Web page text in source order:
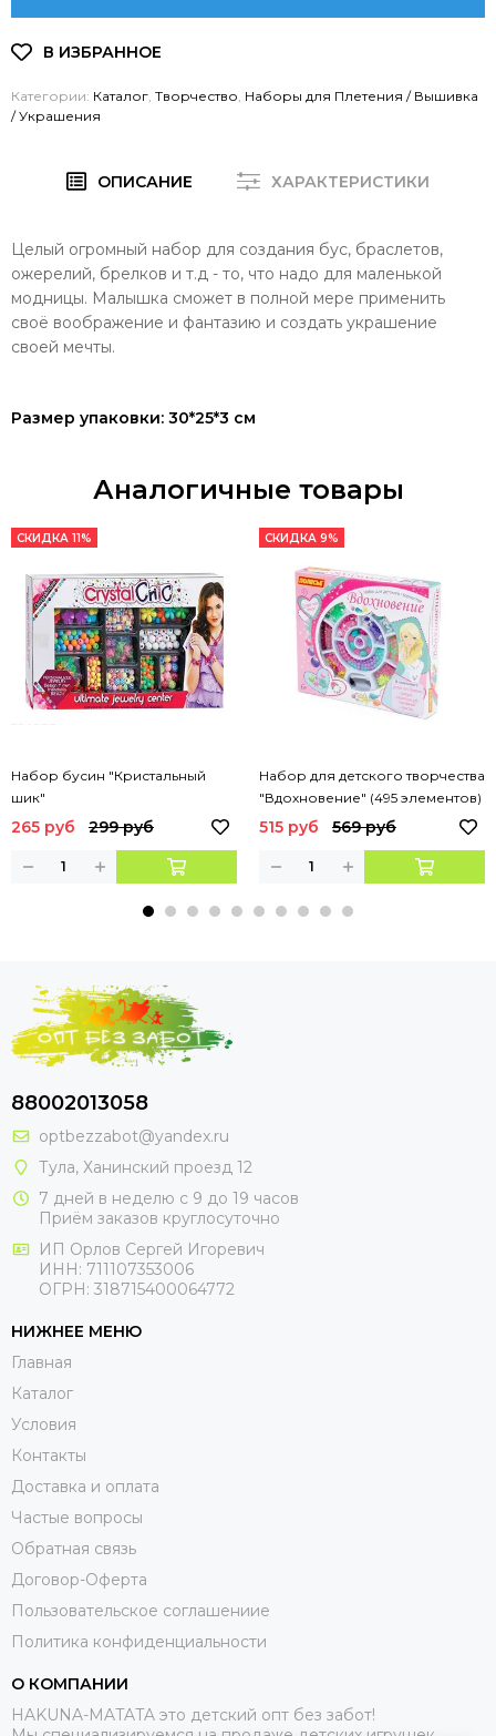
Категории: Каталог Творчество Наборы для Плетения / Вышивка
/ Украшения
ОПИСАНИЕ ХАРАКТЕРИСТИКИ
Целый огромный набор для создания бус, браслетов,
ожерелий, брелков и т.д - то, что надо для маленькой
модницы. Малышка сможет в полной мере применить
своё воображение и фантазию и создать украшение
своей мечты.
Размер упаковки: 30*25*3 см
Аналогичные товары
СКИДКА 11%
Набор бусин "Кристальный
шик"
265 руб 299 руб
СКИДКА 9%
Набор для детского творчества
"Вдохновение" (495 элементов)
(в коробке)
515 руб 569 руб
88002013058
optbezzabot@yandex.ru
Тула, Ханинский проезд 12
7 дней в неделю с 9 до 19 часов
Приём заказов круглосуточно
ИП Орлов Сергей Игоревич
ИНН: 711107353006
ОГРН: 318715400064772
НИЖНЕЕ МЕНЮ
Главная
Каталог
Условия
Контакты
Доставка и оплата
Частые вопросы
Обратная связь
Договор-Оферта
Пользовательское соглашениие
Политика конфиденциальности
О КОМПАНИИ
HAKUNA-MATATA это детский опт без забот!